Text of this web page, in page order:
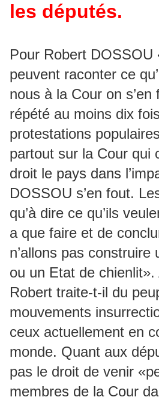
les députés.
Pour Robert DOSSOU
peuvent raconter ce
nous à la Cour on s’en
répété au moins dix
protestations
partout sur la Cour qui
droit le pays dans
DOSSOU s’en fout.
qu’à dire ce qu’ils
a que faire et de
n’allons pas construire
ou un Etat de
Robert traite-t-il du
mouvements
ceux actuellement en
monde. Quant aux
pas le droit de venir
membres de la Cour